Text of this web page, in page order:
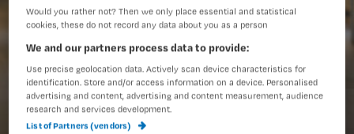
Would you rather not? Then we only place essential and statistical
cookies, these do not record any data about you as a person
We and our partners process data to provide:
Use precise geolocation data. Actively scan device characteristics for
identification. Store and/or access information on a device. Personalised
advertising and content, advertising and content measurement, audience
research and services development.
List of Partners (vendors)